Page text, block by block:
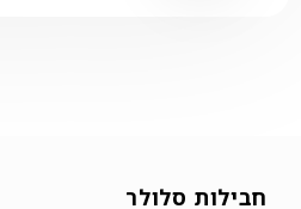
חבילות סלולר